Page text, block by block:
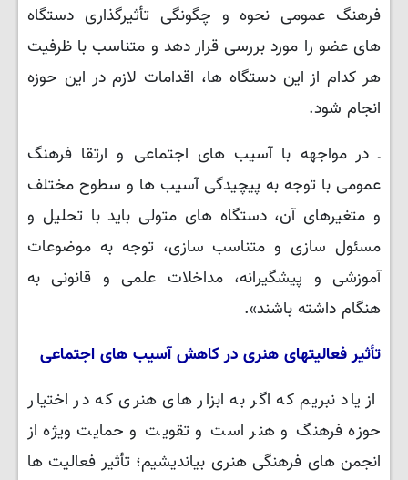
فرهنگ عمومی نحوه و چگونگی تأثیرگذاری دستگاه
های عضو را مورد بررسی قرار دهد و متناسب با ظرفیت
هر کدام از این دستگاه ها، اقدامات لازم در این حوزه
انجام شود.
ـ در مواجهه با آسیب ‌های اجتماعی و ارتقا فرهنگ
عمومی با توجه به پیچیدگی آسیب ‌ها و سطوح مختلف
و متغیرهای آن، دستگاه‌ های متولی باید با تحلیل و
مسئول سازی و متناسب سازی، توجه به موضوعات
آموزشی و پیشگیرانه، مداخلات علمی و قانونی به
هنگام داشته باشند».
تأثیر فعالیتهای هنری در کاهش آسیب های اجتماعی
از یاد نبریم که اگر به ابزار های هنری که در اختیار
حوزه فرهنگ و هنر است و تقویت و حمایت ویژه از
انجمن های فرهنگی هنری بیاندیشیم؛ تأثیر فعالیت ها